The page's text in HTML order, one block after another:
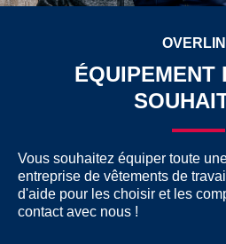
ÉQUIPEMENT
Vous souhaitez équiper toute
entreprise de vêtements de
d'aide pour les choisir et les
contact avec nous !